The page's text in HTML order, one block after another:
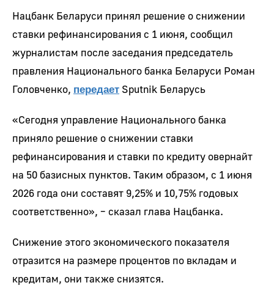
Нацбанк Беларуси принял решение о снижении
ставки рефинансирования с 1 июня, сообщил
журналистам после заседания председатель
правления Национального банка Беларуси Роман
Головченко, передает Sputnik Беларусь
«Сегодня управление Национального банка
приняло решение о снижении ставки
рефинансирования и ставки по кредиту овернайт
на 50 базисных пунктов. Таким образом, с 1 июня
2026 года они составят 9,25% и 10,75% годовых
соответственно», – сказал глава Нацбанка.
Снижение этого экономического показателя
отразится на размере процентов по вкладам и
кредитам, они также снизятся.